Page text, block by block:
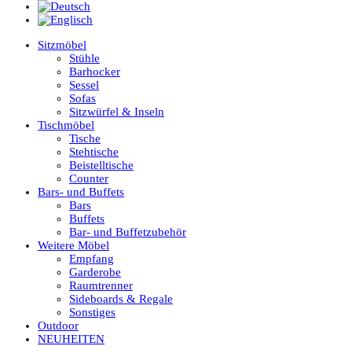
Sitzmöbel
Stühle
Barhocker
Sessel
Sofas
Sitzwürfel & Inseln
Tischmöbel
Tische
Stehtische
Beistelltische
Counter
Bars- und Buffets
Bars
Buffets
Bar- und Buffetzubehör
Weitere Möbel
Empfang
Garderobe
Raumtrenner
Sideboards & Regale
Sonstiges
Outdoor
NEUHEITEN